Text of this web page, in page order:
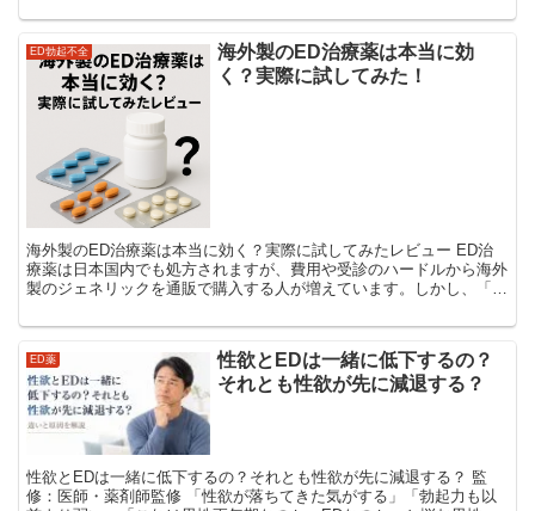
ED勃起不全
海外製のED治療薬は本当に効
く？実際に試してみた！
海外製のED治療薬は本当に効く？実際に試してみたレビュー ED治
療薬は日本国内でも処方されますが、費用や受診のハードルから海外
製のジェネリックを通販で購入する人が増えています。しかし、「本
ED薬
性欲とEDは一緒に低下するの？
それとも性欲が先に減退する？
性欲とEDは一緒に低下するの？それとも性欲が先に減退する？ 監
修：医師・薬剤師監修 「性欲が落ちてきた気がする」「勃起力も以